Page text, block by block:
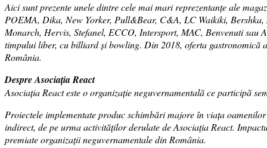
Aici sunt prezente unele dintre cele mai mari reprezentanțe ale
POEMA, Dika, New Yorker, Pull&Bear, C&A, LC Waikiki,
Monarch, Hervis, Stefanel, ECCO, Intersport, MAC, Benvenuti sau
timpului liber, cu billiard și bowling. Din 2018, oferta gastronomică
România.
Despre Asociația React
Asociația React este o organizație neguvernamentală ce participă
Proiectele implementate produc schimbări majore în viața
indirect, de pe urma activităților derulate de Asociaţia React.
premiate organizații neguvernamentale din România.